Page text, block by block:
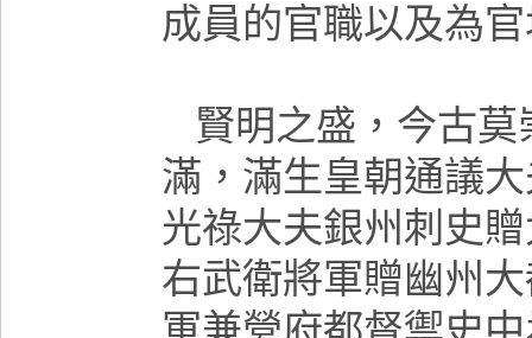
成員的官職以及為
賢明之盛，今古
滿，滿生皇朝通議
光祿大夫銀州刺史
右武衛將軍贈幽州